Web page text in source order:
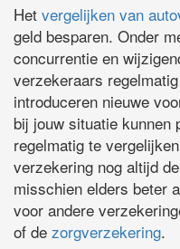
Het vergelijken van
geld besparen. Onder
concurrentie en
verzekeraars
introduceren nieuwe
bij jouw situatie kunnen
regelmatig te
verzekering nog altijd
misschien elders beter
voor andere
of de zorgverzekering.